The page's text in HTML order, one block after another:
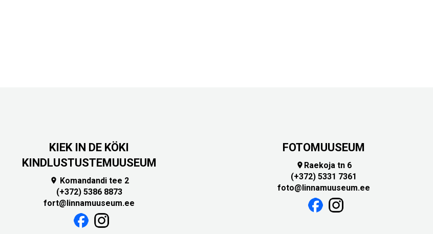
KIEK IN DE KÖKI
KINDLUSTUSTEMUUSEUM
 Komandandi tee 2
(+372) 5386 8873
fort@linnamuuseum.ee
FOTOMUUSEUM
 Raekoja tn 6
(+372) 5331 7361
foto@linnamuuseum.ee